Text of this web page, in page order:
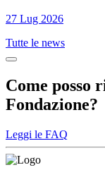
27 Lug 2026
Tutte le news
Come posso
Fondazione?
Leggi le FAQ